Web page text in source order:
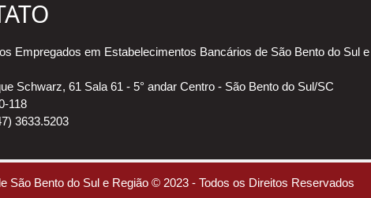
Empregados em Estabelecimentos Bancários de São Bento do Sul
Schwarz, 61 Sala 61 - 5° andar Centro - São Bento do Sul/SC
118
3633.5203
Bento do Sul e Região © 2023 - Todos os Direitos Reservados